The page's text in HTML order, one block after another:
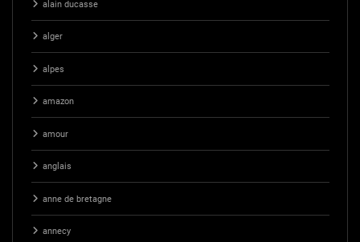
alain ducasse
alger
alpes
amazon
amour
anglais
anne de bretagne
annecy